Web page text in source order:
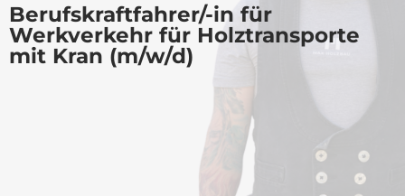
Berufskraftfahrer/-in für
Werkverkehr für Holztransporte
mit Kran (m/w/d)